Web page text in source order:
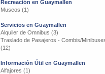
Recreación en Guaymallen
Museos (1)
Servicios en Guaymallen
Alquiler de Omnibus (3)
Traslado de Pasajeros - Combis/
(12)
Información Útil en Guaymallen
Alfajores (1)